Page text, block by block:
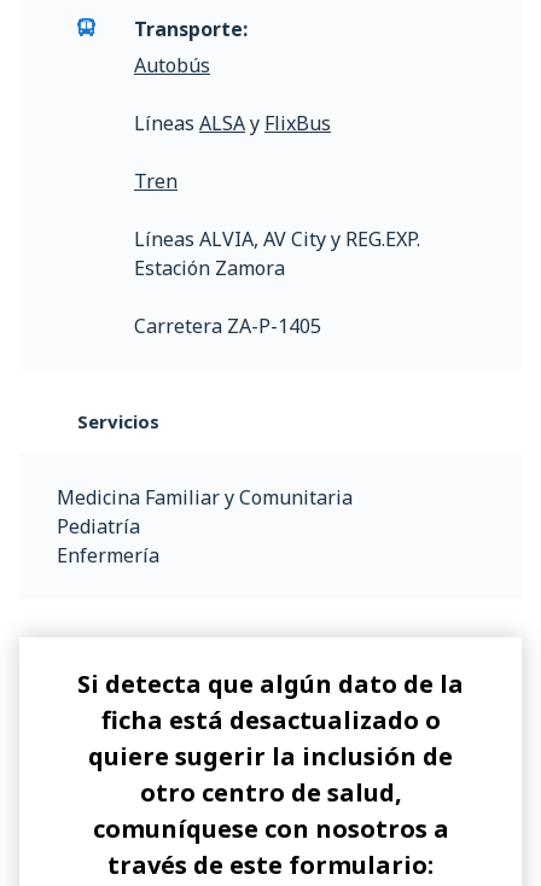
Transporte:
Autobús
Líneas ALSAy FlixBus
Tren
Líneas ALVIA, AV City y REG.EXP.
Estación Zamora
Carretera ZA-P-1405
Servicios
Medicina Familiar y Comunitaria
Pediatría
Enfermería
Si detecta que algún dato de la
ficha está desactualizado o
quiere sugerir la inclusión de
otro centro de salud,
comuníquese con nosotros a
través de este formulario: